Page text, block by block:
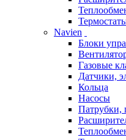
Navien
Блоки
Газовые
Датчики,
Кольца
Насосы
Патрубки,